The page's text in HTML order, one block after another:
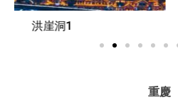
重慶